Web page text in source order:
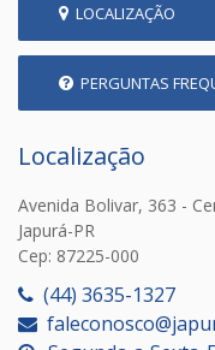
LOCALIZAÇÃO
PERGUNTAS
Localização
Avenida Bolivar, 363 -
Japurá-PR
Cep: 87225-000
(44) 3635-1327